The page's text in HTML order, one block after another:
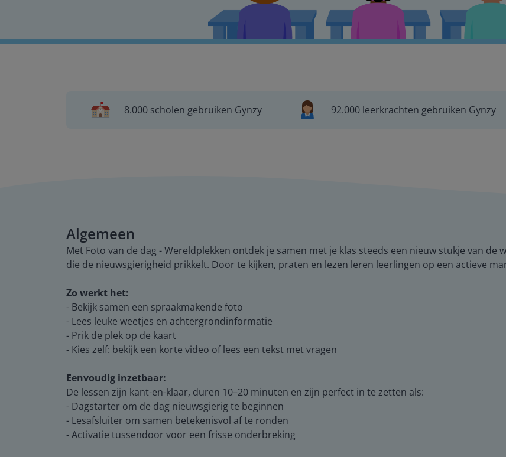
8.000 scholen gebruiken Gynzy 92.000 leerkrachten gebruiken Gynzy
Algemeen
Met Foto van de dag - Wereldplekken ontdek je samen met je klas steeds een nieuw stukje van
die de nieuwsgierigheid prikkelt. Door te kijken, praten en lezen leren leerlingen op een actieve
Zo werkt het:
- Bekijk samen een spraakmakende foto
- Lees leuke weetjes en achtergrondinformatie
- Prik de plek op de kaart
- Kies zelf: bekijk een korte video of lees een tekst met vragen
Eenvoudig inzetbaar:
De lessen zijn kant-en-klaar, duren 10–20 minuten en zijn perfect in te zetten als:
- Dagstarter om de dag nieuwsgierig te beginnen
- Lesafsluiter om samen betekenisvol af te ronden
- Activatie tussendoor voor een frisse onderbreking